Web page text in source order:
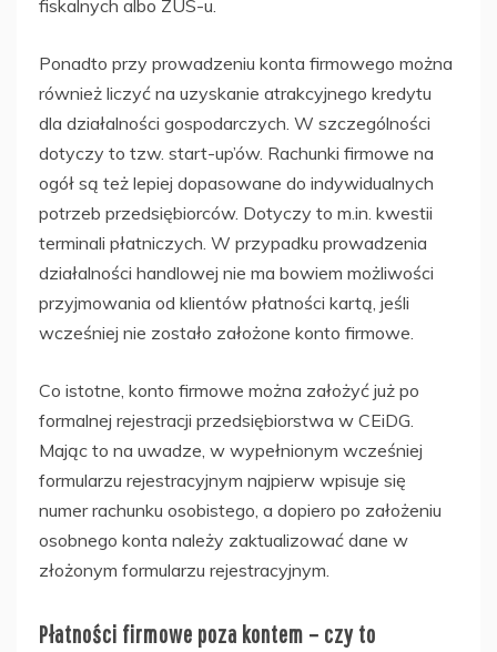
fiskalnych albo ZUS-u.
Ponadto przy prowadzeniu konta firmowego można
również liczyć na uzyskanie atrakcyjnego kredytu
dla działalności gospodarczych. W szczególności
dotyczy to tzw. start-up’ów. Rachunki firmowe na
ogół są też lepiej dopasowane do indywidualnych
potrzeb przedsiębiorców. Dotyczy to m.in. kwestii
terminali płatniczych. W przypadku prowadzenia
działalności handlowej nie ma bowiem możliwości
przyjmowania od klientów płatności kartą, jeśli
wcześniej nie zostało założone konto firmowe.
Co istotne, konto firmowe można założyć już po
formalnej rejestracji przedsiębiorstwa w CEiDG.
Mając to na uwadze, w wypełnionym wcześniej
formularzu rejestracyjnym najpierw wpisuje się
numer rachunku osobistego, a dopiero po założeniu
osobnego konta należy zaktualizować dane w
złożonym formularzu rejestracyjnym.
Płatności firmowe poza kontem – czy to